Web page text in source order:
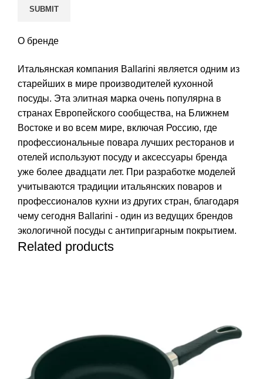
О бренде
Итальянская компания Ballarini является одним из
старейших в мире производителей кухонной
посуды. Эта элитная марка очень популярна в
странах Европейского сообщества, на Ближнем
Востоке и во всем мире, включая Россию, где
профессиональные повара лучших ресторанов и
отелей используют посуду и аксессуары бренда
уже более двадцати лет. При разработке моделей
учитываются традиции итальянских поваров и
профессионалов кухни из других стран, благодаря
чему сегодня Ballarini - один из ведущих брендов
экологичной посуды с антипригарным покрытием.
Related products